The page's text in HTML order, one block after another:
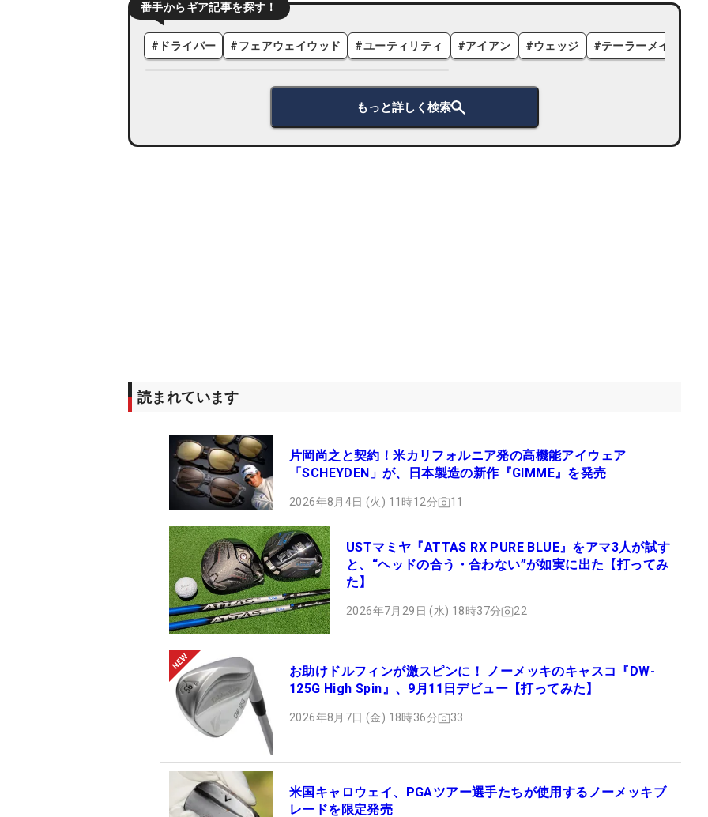
番手からギア記事を探す！
# ドライバー #フェアウェイウッド #ユーティリティ #アイアン #ウェッジ #テーラーメイド
もっと詳しく検索
読まれています
片岡尚之と契約！米カリフォルニア発の高機能アイウェア
「SCHEYDEN」が、日本製造の新作『GIMME』を発売
2026年8月4日 (火) 11時12分 11
USTマミヤ『ATTAS RX PURE BLUE』をアマ3人が試す
と、“ヘッドの合う・合わない”が如実に出た【打ってみ
た】
2026年7月29日 (水) 18時37分 22
お助けドルフィンが激スピンに！ ノーメッキのキャスコ『DW-
125G High Spin』、9月11日デビュー【打ってみた】
2026年8月7日 (金) 18時36分 33
米国キャロウェイ、PGAツアー選手たちが使用するノーメッキブ
レードを限定発売